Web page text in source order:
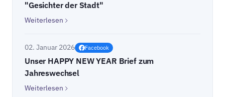
"Gesichter der Stadt"
Weiterlesen
02. Januar 2026 Facebook
Unser HAPPY NEW YEAR Brief zum
Jahreswechsel
Weiterlesen